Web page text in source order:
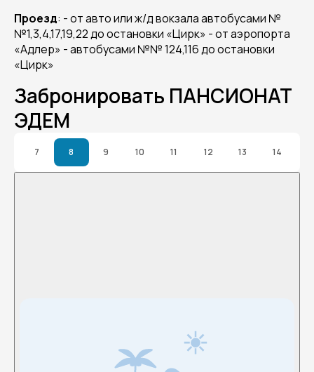
Проезд: - от авто или ж/д вокзала автобусами №
№1,3,4,17,19,22 до остановки «Цирк» - от аэропорта
«Адлер» - автобусами №№ 124,116 до остановки
«Цирк»
Забронировать ПАНСИОНАТ
ЭДЕМ
7 8 9 10 11 12 13 14